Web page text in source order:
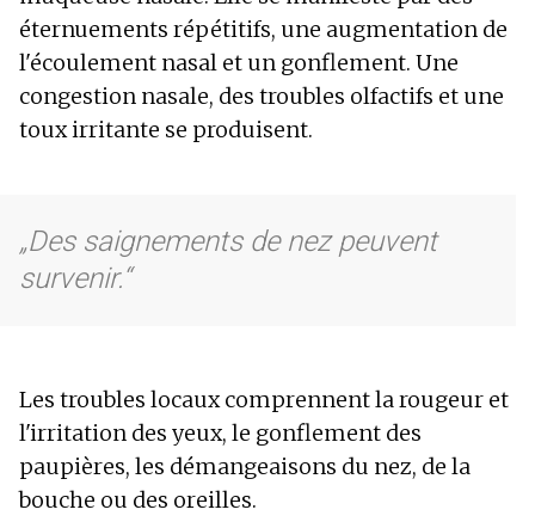
éternuements répétitifs, une augmentation de
l'écoulement nasal et un gonflement. Une
congestion nasale, des troubles olfactifs et une
toux irritante se produisent.
Des saignements de nez peuvent
survenir.
Les troubles locaux comprennent la rougeur et
l'irritation des yeux, le gonflement des
paupières, les démangeaisons du nez, de la
bouche ou des oreilles.